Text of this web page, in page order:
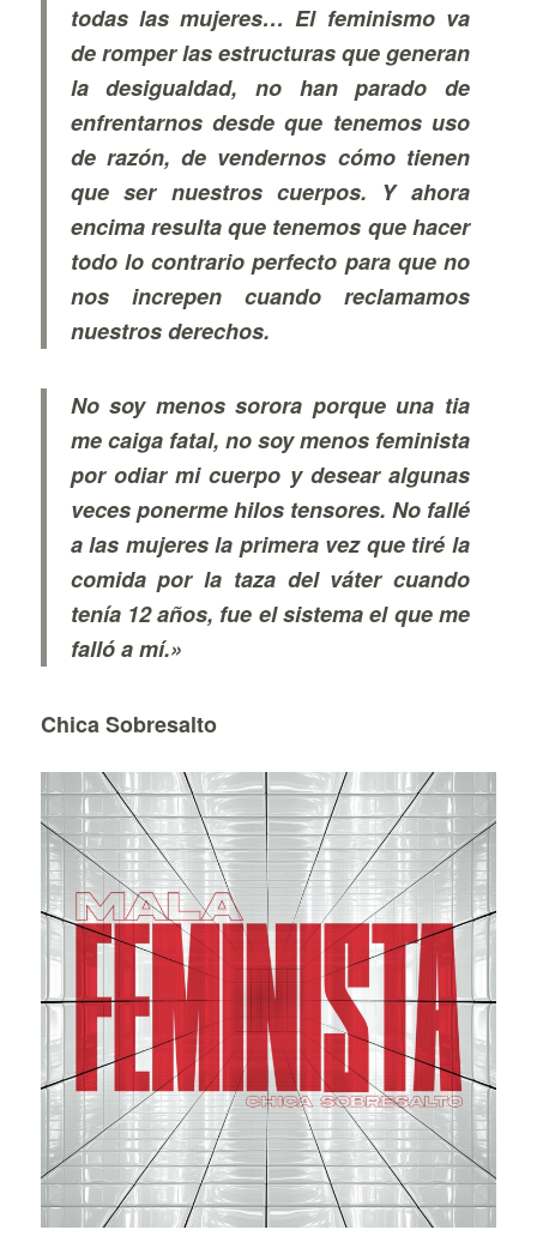
todas las mujeres… El feminismo va
de romper las estructuras que generan
la desigualdad, no han parado de
enfrentarnos desde que tenemos uso
de razón, de vendernos cómo tienen
que ser nuestros cuerpos. Y ahora
encima resulta que tenemos que hacer
todo lo contrario perfecto para que no
nos increpen cuando reclamamos
nuestros derechos.
No soy menos sorora porque una tia
me caiga fatal, no soy menos feminista
por odiar mi cuerpo y desear algunas
veces ponerme hilos tensores. No fallé
a las mujeres la primera vez que tiré la
comida por la taza del váter cuando
tenía 12 años, fue el sistema el que me
falló a mí.»
Chica Sobresalto